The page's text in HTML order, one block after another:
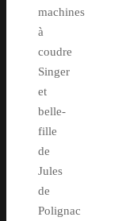
machines
à
coudre
Singer
et
belle-
fille
de
Jules
de
Polignac